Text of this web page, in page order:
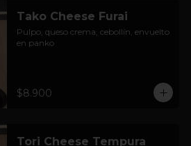
Tako Cheese Furai
Pulpo, queso crema, cebollín, envuelto
en panko
$8.900
Tori Cheese Tempura